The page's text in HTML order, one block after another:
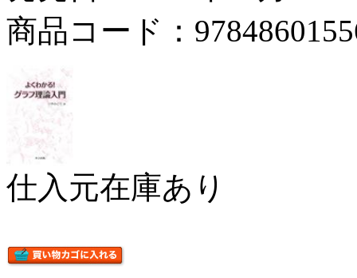
商品コード：
仕入元在庫あり